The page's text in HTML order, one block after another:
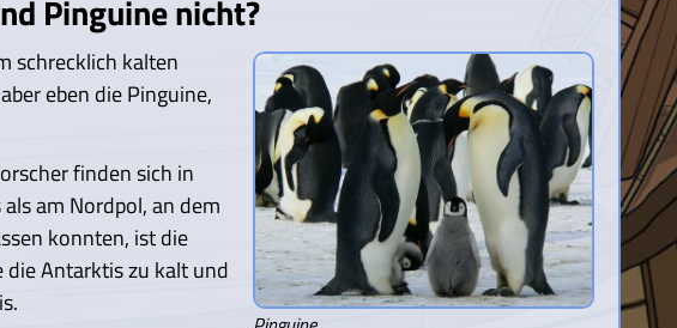
Pinguine nicht?
schrecklich kalten
eben die Pinguine,
finden sich in
am Nordpol, an dem
konnten, ist die
Antarktis zu kalt und